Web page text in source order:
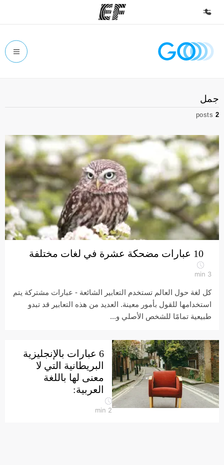
الصفحة الرئيسية
شاهد كل ما نقوم به
مكاتب
أعثر على مكتب قريب منك
نبذة عنا
من نحن
وظائف
إنضم إلى الفريق
جمل
2
posts
10 عبارات مضحكة عشرة في لغات مختلفة
3
min
كل لغة حول العالم تستخدم التعابير الشائعة - عبارات مشتركة يتم
استخدامها للقول بأمور معينة. العديد من هذه التعابير قد تبدو
طبيعية تمامًا للشخص الأصلي و...
6 عبارات بالإنجليزية
البريطانية التي لا
معنى لها باللغة
العربية:
2
min